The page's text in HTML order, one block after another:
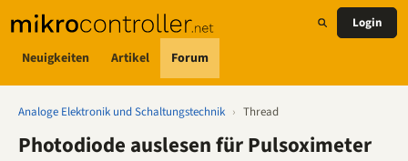
Neuigkeiten Artikel Forum
Login
Analoge Elektronik und Schaltungstechnik › Thread
Photodiode auslesen für Pulsoximeter